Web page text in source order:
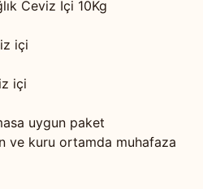
Ceviz İçi 10Kg
içi
içi
uygun paket
ve kuru ortamda muhafaza